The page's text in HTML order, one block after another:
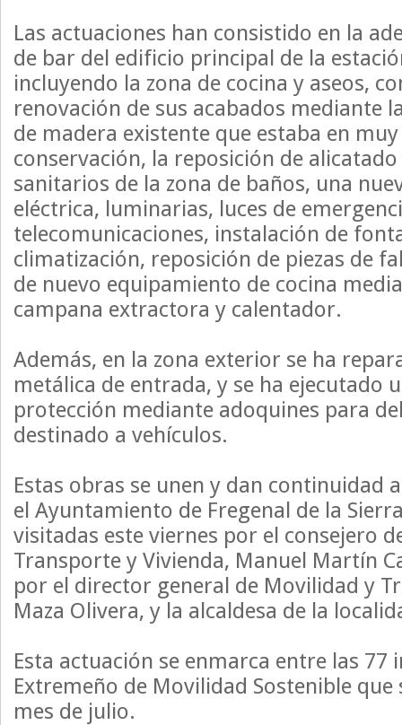
Las actuaciones han consistido en la
de bar del edificio principal de la
incluyendo la zona de cocina y aseos,
renovación de sus acabados mediante
de madera existente que estaba en
conservación, la reposición de
sanitarios de la zona de baños, una
eléctrica, luminarias, luces de
telecomunicaciones, instalación de
climatización, reposición de piezas de
de nuevo equipamiento de cocina
campana extractora y calentador.
Además, en la zona exterior se ha
metálica de entrada, y se ha ejecutado
protección mediante adoquines para
destinado a vehículos.
Estas obras se unen y dan continuidad
el Ayuntamiento de Fregenal de la
visitadas este viernes por el consejero
Transporte y Vivienda, Manuel Martín
por el director general de Movilidad y
Maza Olivera, y la alcaldesa de la
Esta actuación se enmarca entre las 77
Extremeño de Movilidad Sostenible
mes de julio.